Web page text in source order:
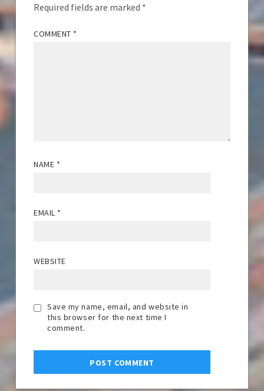
Required fields are marked *
COMMENT *
NAME *
EMAIL *
WEBSITE
Save my name, email, and website in
this browser for the next time I
comment.